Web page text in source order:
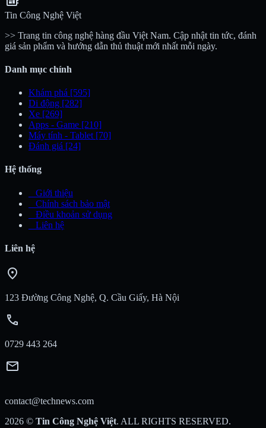
Tin Công Nghệ Việt
>> Trang tin công nghệ hàng đầu Việt Nam. Cập nhật tin tức, đánh
giá sản phẩm và hướng dẫn thủ thuật mới nhất mỗi ngày.
Danh mục chính
Khám phá [595]
Di động [282]
Xe [269]
Apps - Game [210]
Máy tính - Tablet [70]
Đánh giá [24]
Hệ thống
Giới thiệu
Chính sách bảo mật
Điều khoản sử dụng
Liên hệ
Liên hệ
location_on
123 Đường Công Nghệ, Q. Cầu Giấy, Hà Nội
call
0729 443 264
mail
contact@technews.com
2026 © Tin Công Nghệ Việt. ALL RIGHTS RESERVED.